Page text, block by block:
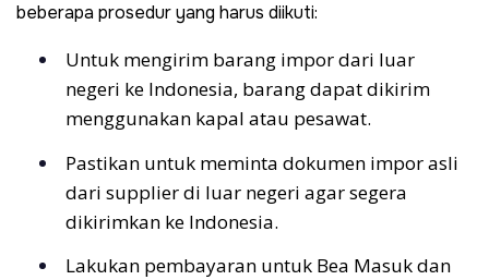
beberapa prosedur yang harus diikuti:
Untuk mengirim barang impor dari luar
negeri ke Indonesia, barang dapat dikirim
menggunakan kapal atau pesawat.
Pastikan untuk meminta dokumen impor asli
dari supplier di luar negeri agar segera
dikirimkan ke Indonesia.
Lakukan pembayaran untuk Bea Masuk dan